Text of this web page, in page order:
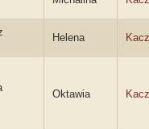
Helena
Oktawia